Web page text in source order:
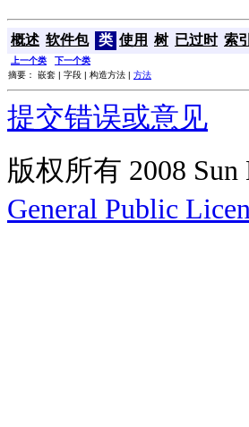
概述 软件包 类 使用 树 已过时 索引
上一个类 下一个类
摘要： 嵌套 | 字段 | 构造方法 | 方法
提交错误或意见
版权所有 2008
General Public